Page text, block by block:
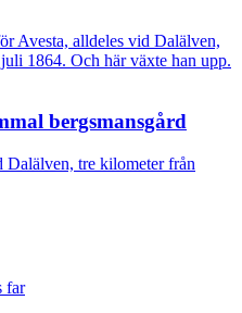
Avesta, alldeles vid Dalälven,
1864. Och här växte han upp.
bergsmansgård
Dalälven, tre kilometer från
far